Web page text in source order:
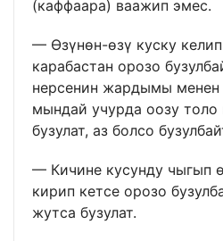
(каффаара) ваажип эмес.
— Өзүнөн-өзү куску
карабастан орозо
нерсенин жардымы менен
мындай учурда оозу толо
бузулат, аз болсо
— Кичине кусунду чыгып
кирип кетсе орозо
жутса бузулат.